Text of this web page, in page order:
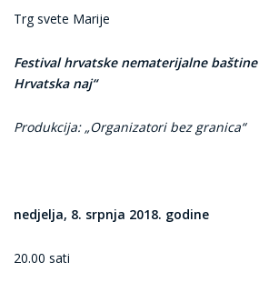
Trg svete Marije
Festival hrvatske nematerijalne baštine
Hrvatska naj“
Produkcija: „Organizatori bez granica“
nedjelja, 8. srpnja 2018. godine
20.00 sati